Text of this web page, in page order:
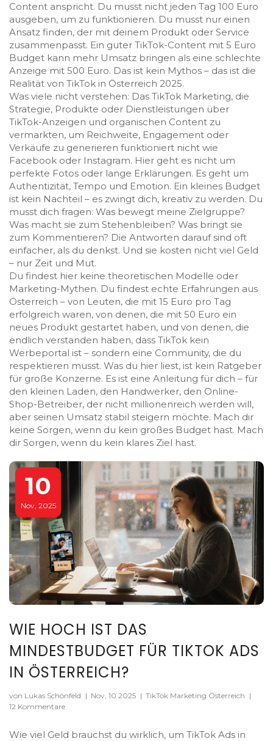
Content anspricht. Du musst nicht jeden Tag 100 Euro
ausgeben, um zu funktionieren. Du musst nur einen
Ansatz finden, der mit deinem Produkt oder Service
zusammenpasst. Ein guter TikTok-Content mit 5 Euro
Budget kann mehr Umsatz bringen als eine schlechte
Anzeige mit 500 Euro. Das ist kein Mythos – das ist die
Realität von TikTok in Österreich 2025.
Was viele nicht verstehen: Das TikTok Marketing, die
Strategie, Produkte oder Dienstleistungen über
TikTok-Anzeigen und organischen Content zu
vermarkten, um Reichweite, Engagement oder
Verkäufe zu generieren funktioniert nicht wie
Facebook oder Instagram. Hier geht es nicht um
perfekte Fotos oder lange Erklärungen. Es geht um
Authentizität, Tempo und Emotion. Ein kleines Budget
ist kein Nachteil – es zwingt dich, kreativ zu werden. Du
musst dich fragen: Was bewegt meine Zielgruppe?
Was macht sie zum Stehenbleiben? Was bringt sie
zum Kommentieren? Die Antworten darauf sind oft
einfacher, als du denkst. Und sie kosten nicht viel Geld
– nur Zeit und Mut.
Du findest hier keine theoretischen Modelle oder
Marketing-Mythen. Du findest echte Erfahrungen aus
Österreich – von Leuten, die mit 15 Euro pro Tag
erfolgreich waren, von denen, die mit 50 Euro ein
neues Produkt gestartet haben, und von denen, die
endlich verstanden haben, dass TikTok kein
Werbeportal ist – sondern eine Community, die du
respektieren musst. Was du hier liest, ist kein Ratgeber
für große Konzerne. Es ist eine Anleitung für dich – für
den kleinen Laden, den Handwerker, den Online-
Shop-Betreiber, der nicht millionenreich werden will,
aber seinen Umsatz stabil steigern möchte. Mach dir
keine Sorgen, wenn du kein großes Budget hast. Mach
dir Sorgen, wenn du kein klares Ziel hast.
10
Nov, 2025
WIE HOCH IST DAS
MINDESTBUDGET FÜR TIKTOK ADS
IN ÖSTERREICH?
von Lukas Schönfeld | Nov, 10 2025 | TikTok Marketing Österreich |
12 Kommentare
Wie viel Geld brauchst du wirklich, um TikTok Ads in